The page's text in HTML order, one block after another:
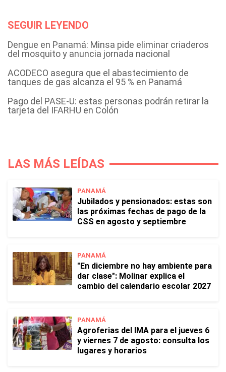
SEGUIR LEYENDO
Dengue en Panamá: Minsa pide eliminar criaderos
del mosquito y anuncia jornada nacional
ACODECO asegura que el abastecimiento de
tanques de gas alcanza el 95 % en Panamá
Pago del PASE-U: estas personas podrán retirar la
tarjeta del IFARHU en Colón
LAS MÁS LEÍDAS
PANAMÁ
Jubilados y pensionados: estas son
las próximas fechas de pago de la
CSS en agosto y septiembre
PANAMÁ
"En diciembre no hay ambiente para
dar clase": Molinar explica el
cambio del calendario escolar 2027
PANAMÁ
Agroferias del IMA para el jueves 6
y viernes 7 de agosto: consulta los
lugares y horarios